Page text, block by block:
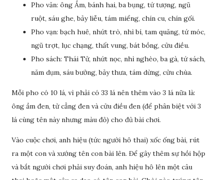
Pho văn: ông Ầm, bánh hai, ba bụng, tứ tượng, ngũ
ruột, sáu ghe, bảy liễu, tám miểng, chín cu, chín gối.
Pho vạn: bạch huê, nhứt trò, nhì bí, tam quăng, tứ móc,
ngũ trợt, lục chạng, thất vung, bát bồng, cửu điều.
Pho sách: Thái Tử, nhứt nọc, nhì nghèo, ba gà, tứ sách,
năm dụm, sáu bưởng, bảy thưa, tám dừng, cửu chùa.
Mỗi pho có 10 lá, vì phải có 33 lá nên thêm vào 3 lá nữa là:
ông ầm đen, tử cẳng đen và cửu điều đen (để phân biệt với 3
lá cùng tên này nhưng màu đỏ) cho đủ bài chơi.
Vào cuộc chơi, anh hiệu (tức người hô thai) xốc ống bài, rút
ra một con và xướng tên con bài lên. Để gây thêm sự hồi hộp
và bắt người chơi phải suy đoán, anh hiệu hô lên một câu